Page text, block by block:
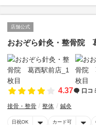
店舗公式
おおぞら針灸・整骨院
4.37 口コ
接骨・整骨 整体 鍼灸
日祝OK カード可